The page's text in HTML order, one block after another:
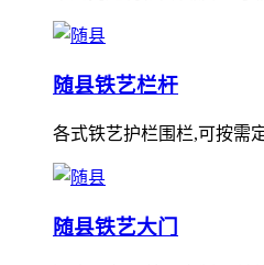
随县铁艺栏杆
各式铁艺护栏围栏,可按需
随县铁艺大门